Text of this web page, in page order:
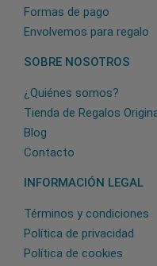
Formas de pago
Envolvemos para regalo
SOBRE NOSOTROS
¿Quiénes somos?
Tienda de Regalos
Blog
Contacto
INFORMACIÓN LEGAL
Términos y condiciones
Política de privacidad
Política de cookies